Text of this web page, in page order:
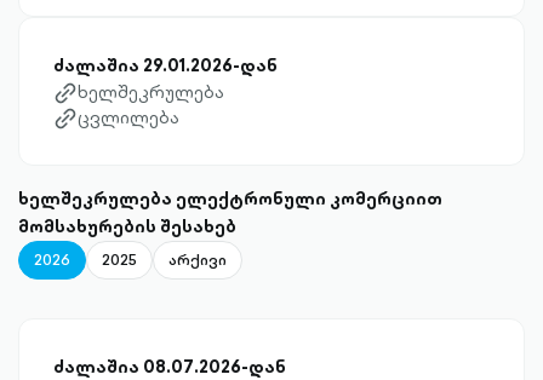
ძალაშია 29.01.2026-დან
link-diagonal-outlined
ხელშეკრულება
link-diagonal-outlined
ცვლილება
ხელშეკრულება ელექტრონული კომერციით
მომსახურების შესახებ
2026 2025 არქივი
ძალაშია 08.07.2026-დან